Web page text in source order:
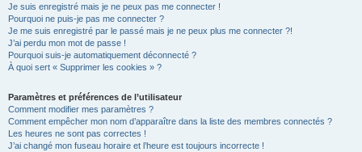
Je suis enregistré mais je ne peux pas me connecter !
Pourquoi ne puis-je pas me connecter ?
Je me suis enregistré par le passé mais je ne peux plus me connecter ?!
J’ai perdu mon mot de passe !
Pourquoi suis-je automatiquement déconnecté ?
À quoi sert « Supprimer les cookies » ?
Paramètres et préférences de l’utilisateur
Comment modifier mes paramètres ?
Comment empêcher mon nom d’apparaître dans la liste des membres connectés ?
Les heures ne sont pas correctes !
J’ai changé mon fuseau horaire et l’heure est toujours incorrecte !